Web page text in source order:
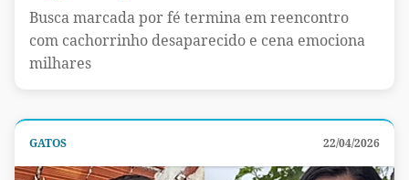
Busca marcada por fé termina em reencontro
com cachorrinho desaparecido e cena emociona
milhares
GATOS 22/04/2026